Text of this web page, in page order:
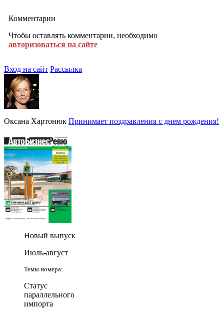
Комментарии
Чтобы оставлять комментарии, необходимо
авторизоваться на сайте
Вход на сайт Рассылка
Оксана Хартонюк Принимает поздравления с днем рождения!
Новый выпуск
Июль-август
Темы номера:
Статус
параллельного
импорта